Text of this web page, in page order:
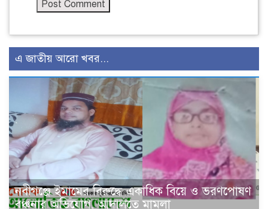
এ জাতীয় আরো খবর...
নবীগঞ্জে ইমামের বিরুদ্ধে একাধিক বিয়ে ও ভরণপোষণ
বঞ্চনার অভিযোগ, আদালতে মামলা